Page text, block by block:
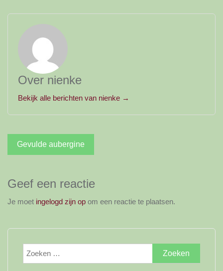
Over nienke
Bekijk alle berichten van nienke →
Bericht
navigatie
Gevulde aubergine
Geef een reactie
Je moet ingelogd zijn op om een reactie te plaatsen.
Zoeken
naar: